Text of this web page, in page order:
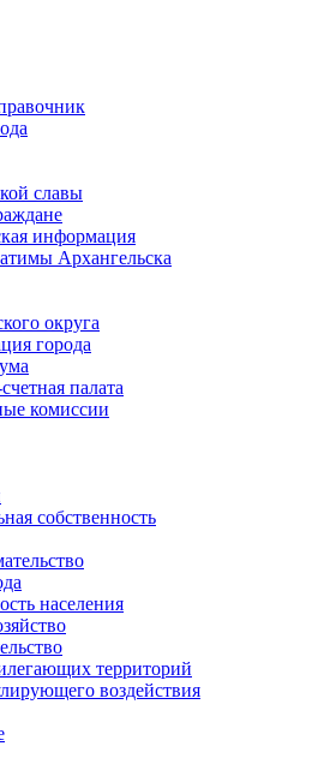
славы
информация
Архангельска
округа
города
палата
комиссии
собственность
населения
территорий
воздействия